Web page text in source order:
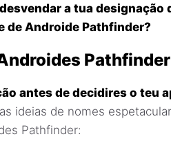
a tua designação
de Androide Pathfinder?
Pathfinder
antes de decidires o teu
ideias de nomes
Pathfinder: